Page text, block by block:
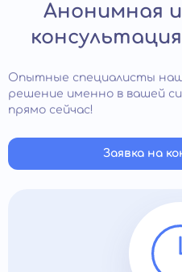
Анонимная
Опытные специалисты
решение именно в вашей
прямо сейчас!
Заявка на